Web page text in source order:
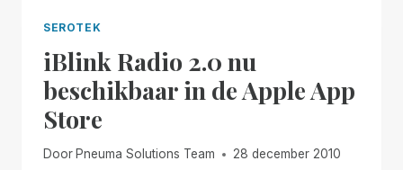
SEROTEK
iBlink Radio 2.0 nu
beschikbaar in de Apple App
Store
Door Pneuma Solutions Team 28 december 2010